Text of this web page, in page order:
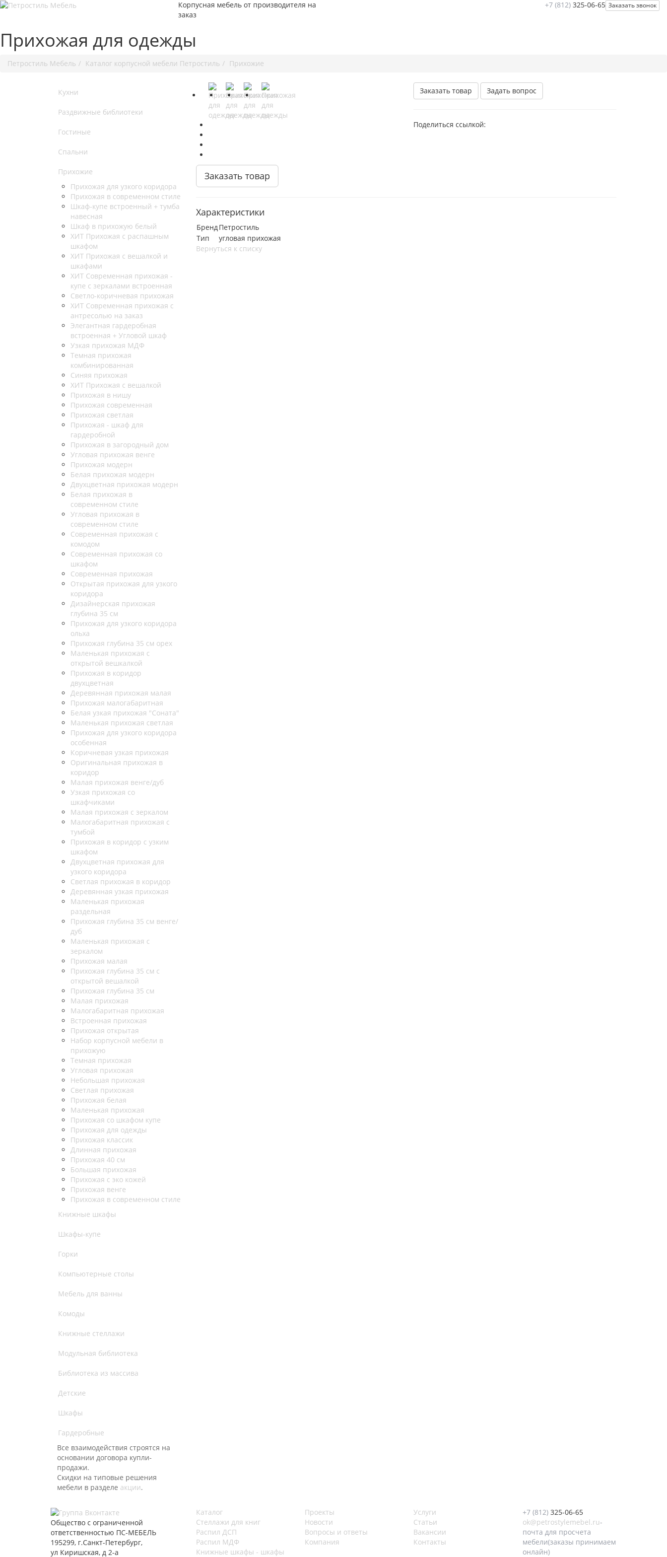
Корпусная мебель от производителя на
заказ
Заказать звонок
+7 (812) 325-06-65
Прихожая для одежды
Петростиль Мебель Каталог корпусной мебели Петростиль Прихожие
Кухни
Раздвижные библиотеки
Гостиные
Спальни
Прихожие
Прихожая для узкого коридора
Прихожая в современном стиле
Шкаф-купе встроенный + тумба
навесная
Шкаф в прихожую белый
ХИТ Прихожая с распашным
шкафом
ХИТ Прихожая с вешалкой и
шкафами
ХИТ Современная прихожая -
купе с зеркалами встроенная
Светло-коричневая прихожая
ХИТ Современная прихожая с
антресолью на заказ
Элегантная гардеробная
встроенная + Угловой шкаф
Узкая прихожая МДФ
Темная прихожая
комбинированная
Синяя прихожая
ХИТ Прихожая с вешалкой
Прихожая в нишу
Прихожая современная
Прихожая светлая
Прихожая - шкаф для
гардеробной
Прихожая в загородный дом
Угловая прихожая венге
Прихожая модерн
Белая прихожая модерн
Двухцветная прихожая модерн
Белая прихожая в
современном стиле
Угловая прихожая в
современном стиле
Современная прихожая с
комодом
Современная прихожая со
шкафом
Современная прихожая
Открытая прихожая для узкого
коридора
Дизайнерская прихожая
глубина 35 см
Прихожая для узкого коридора
ольха
Прихожая глубина 35 см орех
Маленькая прихожая с
открытой вешкалкой
Прихожая в коридор
двухцветная
Деревянная прихожая малая
Прихожая малогабаритная
Белая узкая прихожая "Соната"
Маленькая прихожая светлая
Прихожая для узкого коридора
особенная
Коричневая узкая прихожая
Оригинальная прихожая в
коридор
Малая прихожая венге/дуб
Узкая прихожая со
шкафчиками
Малая прихожая с зеркалом
Малогабаритная прихожая с
тумбой
Прихожая в коридор с узким
шкафом
Двухцветная прихожая для
узкого коридора
Светлая прихожая в коридор
Деревянная узкая прихожая
Маленькая прихожая
раздельная
Прихожая глубина 35 см венге/
дуб
Маленькая прихожая с
зеркалом
Прихожая малая
Прихожая глубина 35 см с
открытой вешалкой
Прихожая глубина 35 см
Малая прихожая
Малогабаритная прихожая
Встроенная прихожая
Прихожая открытая
Набор корпусной мебели в
прихожую
Темная прихожая
Угловая прихожая
Небольшая прихожая
Светлая прихожая
Прихожая белая
Маленькая прихожая
Прихожая со шкафом купе
Прихожая для одежды
Прихожая классик
Длинная прихожая
Прихожая 40 см
Большая прихожая
Прихожая с эко кожей
Прихожая венге
Прихожая в современном стиле
Книжные шкафы
Шкафы-купе
Горки
Компьютерные столы
Мебель для ванны
Комоды
Книжные стеллажи
Модульная библиотека
Библиотека из массива
Детские
Шкафы
Гардеробные
Все взаимодействия строятся на
основании договора купли-
продажи.
Скидки на типовые решения
мебели в разделе акции.
Заказать товар Задать вопрос
Поделиться ссылкой:
Заказать товар
Характеристики
БрендПетростиль
Тип
угловая прихожая
Вернуться к списку
Общество с ограниченной
ответственностью ПС-МЕБЕЛЬ
195299, г.Санкт-Петербург,
ул Киришская, д 2-а
Каталог Проекты
Услуги
Стеллажи для книг
Новости
Статьи
Распил ДСП
Вопросы и ответы
Вакансии
Распил МДФ
Компания
Контакты
Книжные шкафы - шкафы
+7 (812)325-06-65
ok@petrostylemebel.ru-
почта для просчета
мебели(заказы принимаем
онлайн)